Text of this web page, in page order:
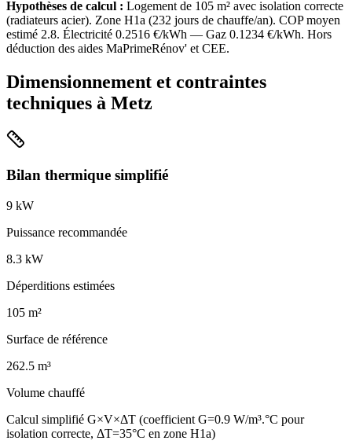
Hypothèses de calcul : Logement de 105 m² avec isolation correcte
(radiateurs acier). Zone H1a (232 jours de chauffe/an). COP moyen
estimé 2.8. Électricité 0.2516 €/kWh — Gaz 0.1234 €/kWh. Hors
déduction des aides MaPrimeRénov' et CEE.
Dimensionnement et contraintes
techniques à Metz
Bilan thermique simplifié
9 kW
Puissance recommandée
8.3 kW
Déperditions estimées
105 m²
Surface de référence
262.5 m³
Volume chauffé
Calcul simplifié G×V×ΔT (coefficient G=0.9 W/m³.°C pour
isolation correcte, ΔT=35°C en zone H1a)